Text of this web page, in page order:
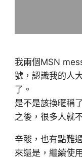
我兩個MSN
號，認識我的人
了。
是不是該換暱稱
之後，很多人就
辛酸，也有點難
來還是，繼續使